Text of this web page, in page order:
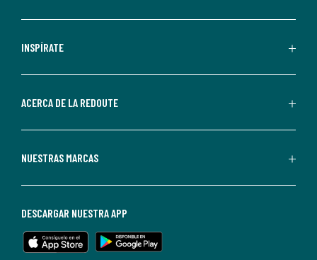
comerciales
personalizadas
parte
Redoute.
de
en
cualquier
INSPÍRATE
ACERCA DE LA REDOUTE
NUESTRAS MARCAS
DESCARGAR NUESTRA APP